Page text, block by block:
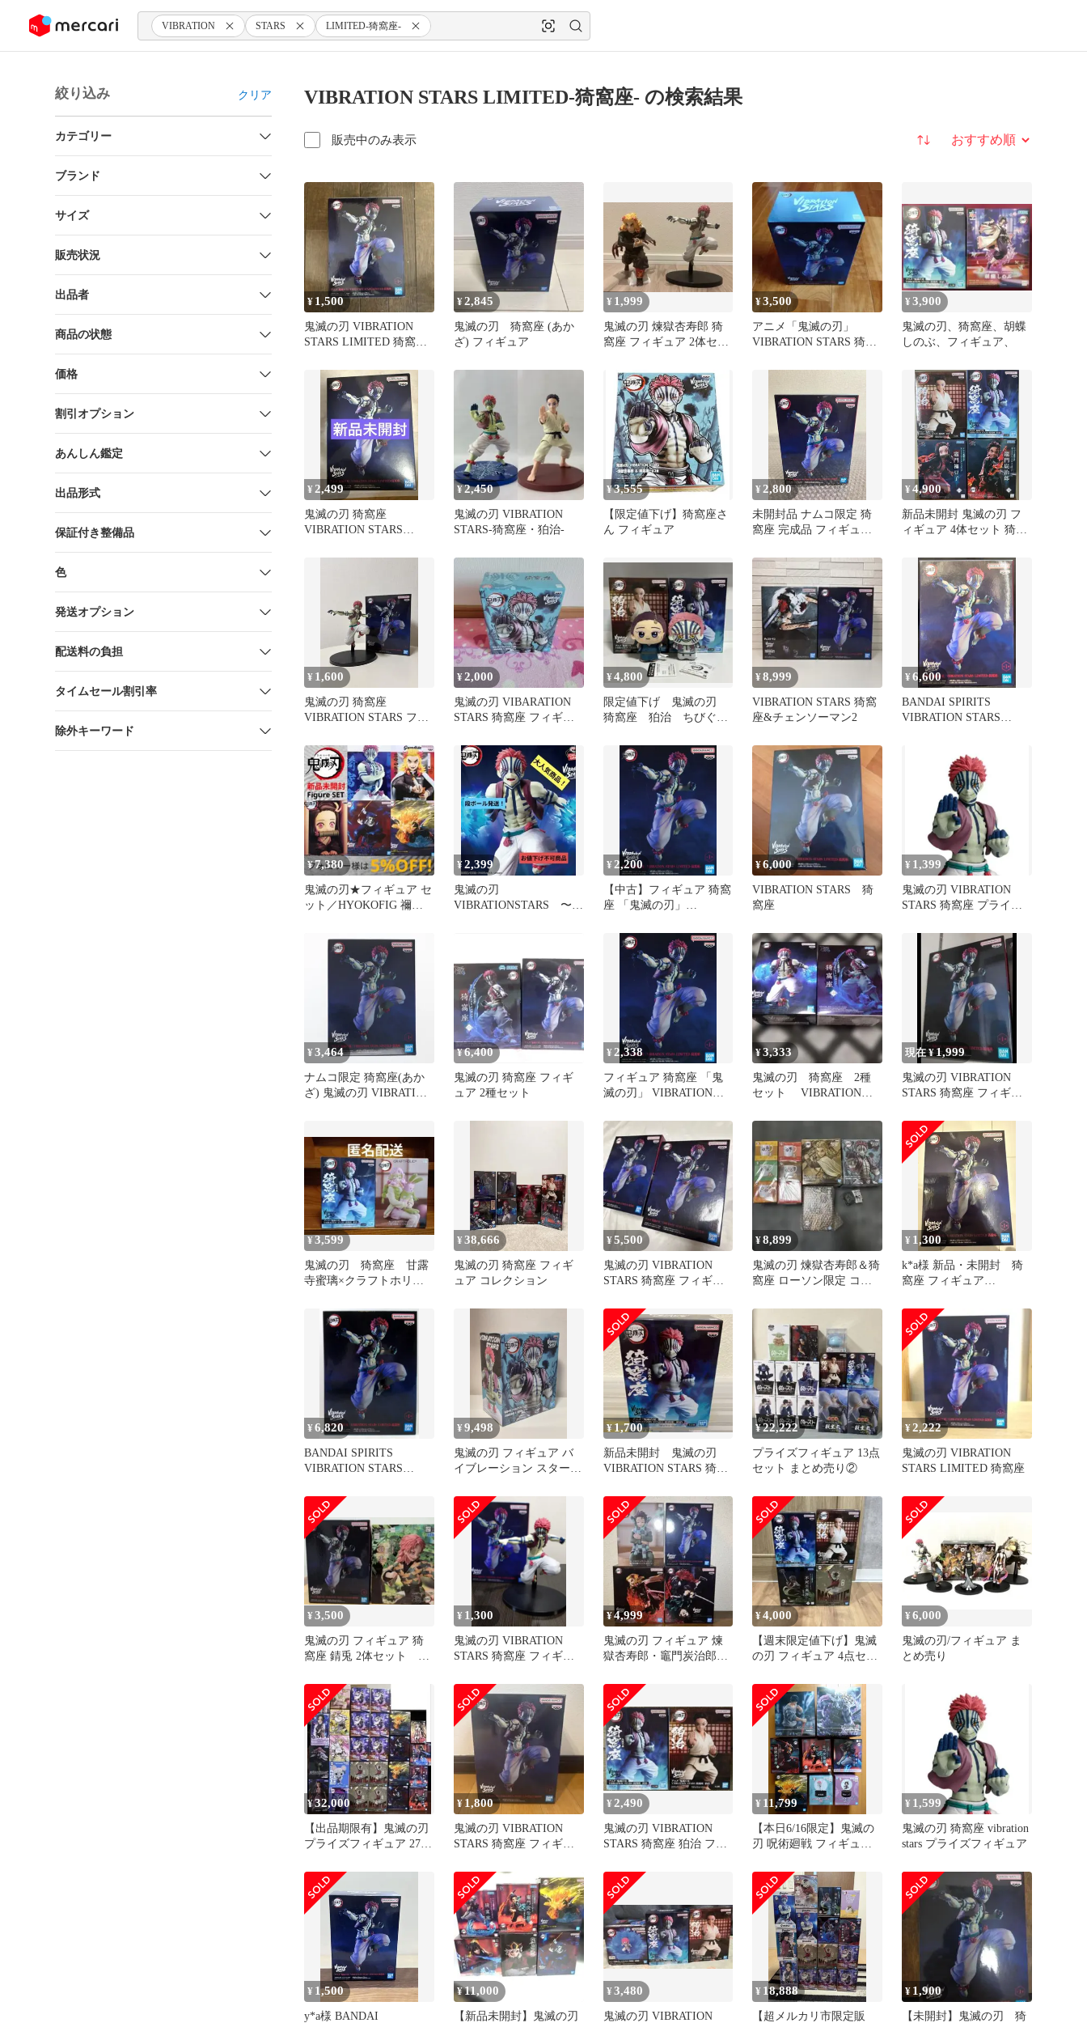
ツにスキップ VIBRATION STARS LIMITED-猗窩座-
絞り込み クリア
カテゴリー
ブランド
サイズ
販売状況
出品者
商品の状態
価格
割引オプション
あんしん鑑定
出品形式
保証付き整備品
色
発送オプション
配送料の負担
タイムセール割引率
除外キーワード
VIBRATION STARS LIMITED-猗窩座- の検索結果
販売中のみ表示 並び替え
¥ 1,500
鬼滅の刃 VIBRATION
STARS LIMITED 猗窩座
¥2,845
鬼滅の刃 猗窩座 (あか
ざ) フィギュア
¥ 1,999
鬼滅の刃 煉獄杏寿郎 猗
窩座 フィギュア 2体セッ
¥3,500
アニメ「鬼滅の刃」
VIBRATION STARS 猗窩
¥3,900
鬼滅の刃、猗窩座、胡蝶
しのぶ、フィギュア、
¥ 2,499
鬼滅の刃 猗窩座
VIBRATION STARS
¥2,450
鬼滅の刃 VIBRATION
STARS-猗窩座・狛治-
¥3,555
【限定値下げ】猗窩座さ
ん フィギュア
¥ 2,800
未開封品 ナムコ限定 猗
窩座 完成品 フィギュア
¥4,900
新品未開封 鬼滅の刃 フ
ィギュア 4体セット 猗窩
¥ 1,600
鬼滅の刃 猗窩座
VIBRATION STARS フィ
¥2,000
鬼滅の刃 VIBARATION
STARS 猗窩座 フィギュ
¥4,800
限定値下げ 鬼滅の刃
猗窩座 狛治 ちびぐる
売り
¥8,999
VIBRATION STARS 猗窩
座&チェンソーマン2
¥6,600
BANDAI SPIRITS
VIBRATION STARS
¥7,380
鬼滅の刃★フィギュア セ
ット／HYOKOFIG 禰豆
¥2,399
鬼滅の刃
VIBRATIONSTARS 〜猗
¥ 2,200
【中古】フィギュア 猗窩
座 「鬼滅の刃」
LIMITED-猗窩座- ナムコ
限定
¥6,000
VIBRATION STARS 猗
窩座
¥ 1,399
鬼滅の刃 VIBRATION
STARS 猗窩座 プライズ
¥3,464
ナムコ限定 猗窩座(あか
ざ) 鬼滅の刃 VIBRATION
ンプレスト
¥6,400
鬼滅の刃 猗窩座 フィギ
ュア 2種セット
¥ 2,338
フィギュア 猗窩座 「鬼
滅の刃」 VIBRATION
ナムコ限定【10日以内発
送】
¥3,333
鬼滅の刃 猗窩座 2種
セット VIBRATION
現在 ¥1,999
鬼滅の刃 VIBRATION
STARS 猗窩座 フィギュ
¥3,599
鬼滅の刃 猗窩座 甘露
寺蜜璃×クラフトホリッ
開封
¥38,666
鬼滅の刃 猗窩座 フィギ
ュア コレクション
¥5,500
鬼滅の刃 VIBRATION
STARS 猗窩座 フィギュ
¥8,899
鬼滅の刃 煉獄杏寿郎＆猗
窩座 ローソン限定 コッ
ア
¥ 1,300
k*a様 新品・未開封 猗
窩座 フィギュア
¥6,820
BANDAI SPIRITS
VIBRATION STARS
座
¥9,498
鬼滅の刃 フィギュア バ
イブレーション スターズ
¥1,700
新品未開封 鬼滅の刃
VIBRATION STARS 猗窩
¥22,222
プライズフィギュア 13点
セット まとめ売り②
¥2,222
鬼滅の刃 VIBRATION
STARS LIMITED 猗窩座
¥3,500
鬼滅の刃 フィギュア 猗
窩座 錆兎 2体セット 未
¥ 1,300
鬼滅の刃 VIBRATION
STARS 猗窩座 フィギュ
¥4,999
鬼滅の刃 フィギュア 煉
獄杏寿郎・竈門炭治郎・
¥4,000
【週末限定値下げ】鬼滅
の刃 フィギュア 4点セッ
¥6,000
鬼滅の刃/フィギュア ま
とめ売り
¥32,000
【出品期限有】鬼滅の刃
プライズフィギュア 27体
¥ 1,800
鬼滅の刃 VIBRATION
STARS 猗窩座 フィギュ
¥ 2,490
鬼滅の刃 VIBRATION
STARS 猗窩座 狛治 フィ
¥ 11,799
【本日6/16限定】鬼滅の
刃 呪術廻戦 フィギュア 8
¥ 1,599
鬼滅の刃 猗窩座 vibration
stars プライズフィギュア
¥ 1,500
y*a様 BANDAI
¥11,000
【新品未開封】鬼滅の刃
¥3,480
鬼滅の刃 VIBRATION
¥ 18,888
【超メルカリ市限定販
¥ 1,900
【未開封】鬼滅の刃 猗